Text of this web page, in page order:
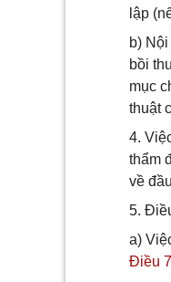
lập
b)
bồi
mục
thuật
4.
thẩm
về
5.
a)
Điều